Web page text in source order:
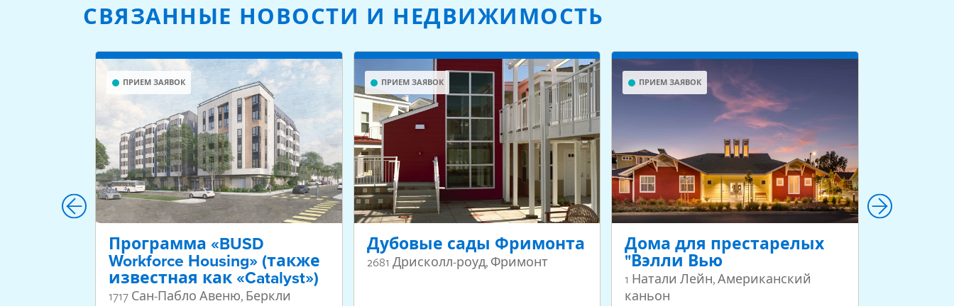
СВЯЗАННЫЕ НОВОСТИ И НЕДВИЖИМОСТЬ
ПРИЕМ ЗАЯВОК
Программа «BUSD
Workforce Housing» (также
известная как «Catalyst»)
1717 Сан-Пабло Авеню, Беркли
ПРИЕМ ЗАЯВОК
Дубовые сады Фримонта
2681 Дрисколл-роуд, Фримонт
ПРИЕМ ЗАЯВОК
Дома для престарелых
"Вэлли Вью
1 Натали Лейн, Американский
каньон